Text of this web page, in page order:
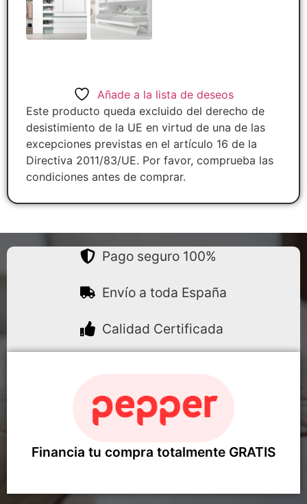
Añade a la lista de deseos
Este producto queda excluido del derecho de
desistimiento de la UE en virtud de una de las
excepciones previstas en el artículo 16 de la
Directiva 2011/83/UE. Por favor, comprueba las
condiciones antes de comprar.
Pago seguro 100%
Envío a toda España
Calidad Certificada
Financia tu compra totalmente GRATIS